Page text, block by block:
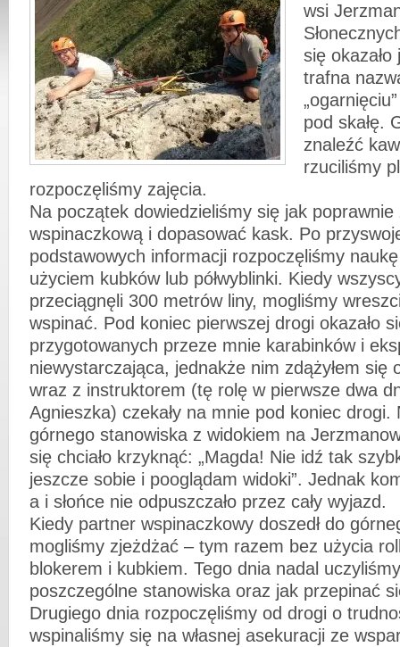
wsi
się
trafna
pod skałę.
znaleźć
rzuciliśmy
rozpoczęliśmy zajęcia.
Na początek dowiedzieliśmy się jak poprawnie
wspinaczkową i dopasować kask. Po
podstawowych informacji rozpoczęliśmy
użyciem kubków lub półwyblinki. Kiedy
przeciągnęli 300 metrów liny, mogliśmy
wspinać. Pod koniec pierwszej drogi okazało
przygotowanych przeze mnie karabinków i
niewystarczająca, jednakże nim zdążyłem się
wraz z instruktorem (tę rolę w pierwsze dwa dni
Agnieszka) czekały na mnie pod koniec drogi.
górnego stanowiska z widokiem na
się chciało krzyknąć: „Magda! Nie idź tak
jeszcze sobie i pooglądam widoki”. Jednak
a i słońce nie odpuszczało przez cały wyjazd.
Kiedy partner wspinaczkowy doszedł do
mogliśmy zjeżdżać – tym razem bez użycia
blokerem i kubkiem. Tego dnia nadal
poszczególne stanowiska oraz jak przepinać
Drugiego dnia rozpoczęliśmy od drogi o
wspinaliśmy się na własnej asekuracji ze